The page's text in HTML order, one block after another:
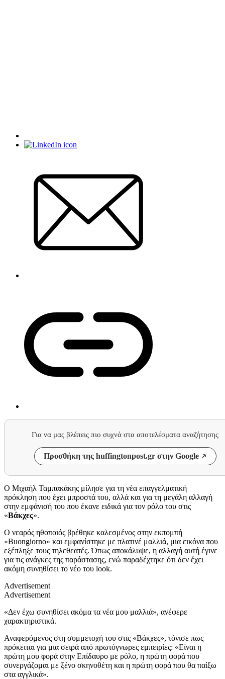
Για να μας βλέπεις πιο συχνά στα αποτελέσματα αναζήτησης
Προσθήκη της huffingtonpost.gr στην Google
Ο Μιχαήλ Ταμπακάκης μίλησε για τη νέα επαγγελματική
πρόκληση που έχει μπροστά του, αλλά και για τη μεγάλη αλλαγή
στην εμφάνισή του που έκανε ειδικά για τον ρόλο του στις
«Βάκχες».
Ο νεαρός ηθοποιός βρέθηκε καλεσμένος στην εκπομπή
«Buongiorno» και εμφανίστηκε με πλατινέ μαλλιά, μια εικόνα που
εξέπληξε τους τηλεθεατές. Όπως αποκάλυψε, η αλλαγή αυτή έγινε
για τις ανάγκες της παράστασης, ενώ παραδέχτηκε ότι δεν έχει
ακόμη συνηθίσει το νέο του look.
Advertisement
Advertisement
«Δεν έχω συνηθίσει ακόμα τα νέα μου μαλλιά», ανέφερε
χαρακτηριστικά.
Αναφερόμενος στη συμμετοχή του στις «Βάκχες», τόνισε πως
πρόκειται για μια σειρά από πρωτόγνωρες εμπειρίες: «Είναι η
πρώτη μου φορά στην Επίδαυρο με ρόλο, η πρώτη φορά που
συνεργάζομαι με ξένο σκηνοθέτη και η πρώτη φορά που θα παίξω
στα αγγλικά».